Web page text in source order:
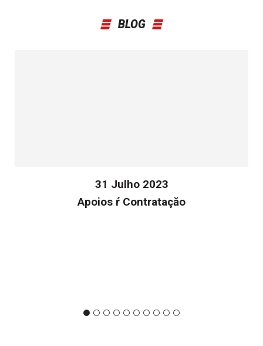
BLOG
31 Julho 2023
Apoios ŕ Contrataçăo